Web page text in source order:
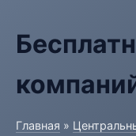
Главная »